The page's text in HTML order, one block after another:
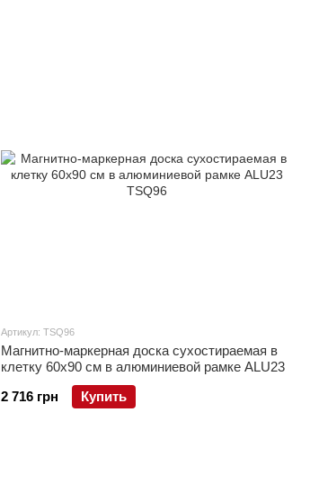
Артикул: TSQ96
Магнитно-маркерная доска сухостираемая в
клетку 60x90 см в алюминиевой рамке ALU23
2 716 грн
Купить